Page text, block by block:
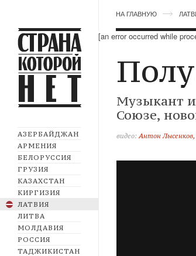
АЗЕРБАЙДЖАН
АРМЕНИЯ
БЕЛОРУССИЯ
ГРУЗИЯ
КАЗАХСТАН
КИРГИЗИЯ
ЛАТВИЯ
ЛИТВА
МОЛДАВИЯ
РОССИЯ
ТАДЖИКИСТАН
НА ГЛАВНУЮ
[an error occurred while
Музыкант и
Союзе,
видео:Антон